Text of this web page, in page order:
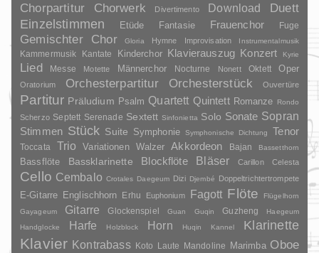
Chorpartitur Chorwerk Divertimento Download
Duett
Einzelstimmen
Etüde Fantasie Frauenchor Fuge
Gemischter Chor Gloria Hymne Improvisation Instrumentalmusik
Kammermusik Kantate Kinderchor Klavierauszug Konzert Kyrie
Lied Messe Motette Männerchor Nocturne Nonett Oktett Oper
Oratorium Orchesterpartitur Orchesterstück Ouvertüre
Partitur Präludium Psalm Quartett Quintett Romanze Rondo
Scherzo Septett Serenade Sextett Sinfonietta Solo Sonate Sopran
Stimmen Stück Suite Symphonie Symphonische Dichtung Tenor
Toccata Trio Variationen Walzer Akkordeon Bajan Bassetthorn
Bassflöte Bassklarinette Blockflöte Bläser Carillon Celesta
Cello Cembalo Crotales Daegeum Dizi Djembé Doppeltrichtertrompete
E-Gitarre Englischhorn Erhu Euphonium Fagott Flöte
Flügelhorn
Gayageum
Gitarre Glockenspiel Guan Guqin Guzheng
Haegeum
Handglocke
Harfe Holzblock Horn Huqin Kannel Klarinette
Klavier Kontrabass Koto Laute Mandoline Marimba Oboe